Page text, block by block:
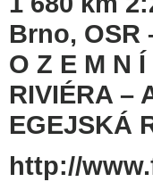
Brno, OSR
O Z E M N
RIVIÉRA –
EGEJSKÁ
http://